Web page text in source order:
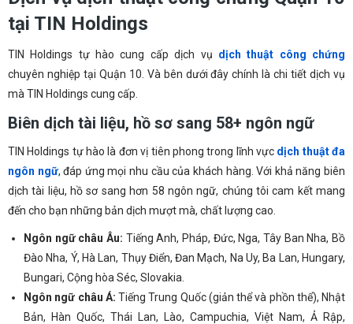
tại TIN Holdings
TIN Holdings tự hào cung cấp dịch vụ dịch thuật công chứng
chuyên nghiệp tại Quận 10. Và bên dưới đây chính là chi tiết dịch vụ
mà TIN Holdings cung cấp.
Biên dịch tài liệu, hồ sơ sang 58+ ngôn ngữ
TIN Holdings tự hào là đơn vị tiên phong trong lĩnh vực dịch thuật đa
ngôn ngữ, đáp ứng mọi nhu cầu của khách hàng. Với khả năng biên
dịch tài liệu, hồ sơ sang hơn 58 ngôn ngữ, chúng tôi cam kết mang
đến cho bạn những bản dịch mượt mà, chất lượng cao.
Ngôn ngữ châu Âu: Tiếng Anh, Pháp, Đức, Nga, Tây Ban Nha, Bồ
Đào Nha, Ý, Hà Lan, Thụy Điển, Đan Mạch, Na Uy, Ba Lan, Hungary,
Bungari, Cộng hòa Séc, Slovakia.
Ngôn ngữ châu Á: Tiếng Trung Quốc (giản thể và phồn thể), Nhật
Bản, Hàn Quốc, Thái Lan, Lào, Campuchia, Việt Nam, Ả Rập,